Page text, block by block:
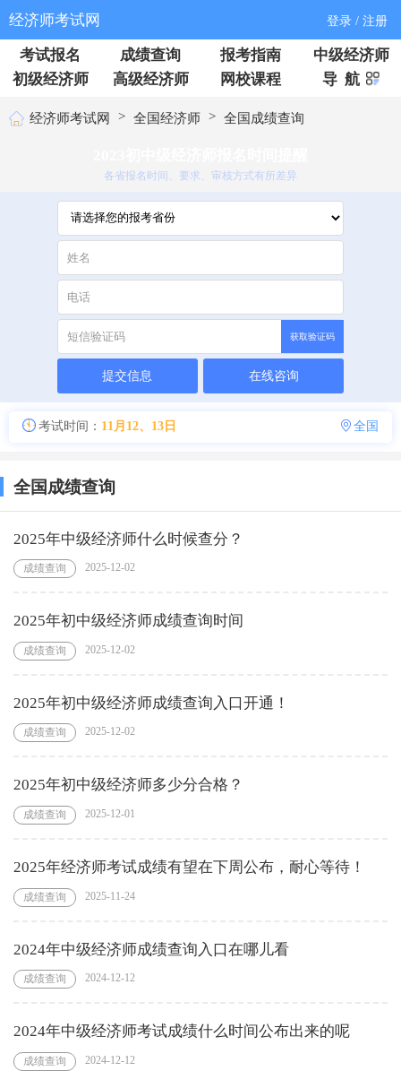
经济师考试网 登录 / 注册
考试报名 成绩查询 报考指南
中级经济师
初级经济师
高级经济师 网校课程 导 航
经济师考试网 > 全国经济师 > 全国成绩查询
各省报名时间、要求、审核方式有所差异
获取验证码
提交信息 在线咨询
考试时间： 11月12、13日 全国
全国成绩查询
2025年中级经济师什么时候查分？
成绩查询 2025-12-02
2025年初中级经济师成绩查询时间
成绩查询 2025-12-02
2025年初中级经济师成绩查询入口开通！
成绩查询 2025-12-02
2025年初中级经济师多少分合格？
成绩查询 2025-12-01
2025年经济师考试成绩有望在下周公布，耐心等待！
成绩查询 2025-11-24
2024年中级经济师成绩查询入口在哪儿看
成绩查询 2024-12-12
2024年中级经济师考试成绩什么时间公布出来的呢
成绩查询 2024-12-12